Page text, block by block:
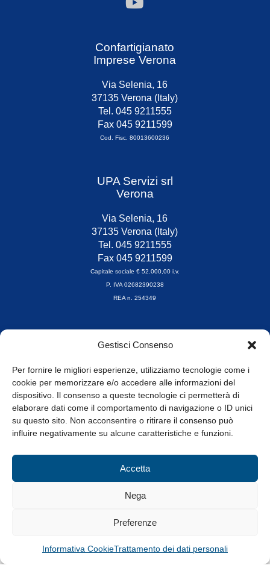
Gestisci Consenso
Per fornire le migliori esperienze, utilizziamo tecnologie come i
cookie per memorizzare e/o accedere alle informazioni del
dispositivo. Il consenso a queste tecnologie ci permetterà di
elaborare dati come il comportamento di navigazione o ID unici
su questo sito. Non acconsentire o ritirare il consenso può
influire negativamente su alcune caratteristiche e funzioni.
Accetta
Nega
Preferenze
Informativa CookieTrattamento dei dati personali
Confartigianato
Imprese Verona
Via Selenia, 16
37135 Verona (Italy)
Tel. 045 9211555
Fax 045 9211599
Cod. Fisc. 80013600236
UPA Servizi srl
Verona
Via Selenia, 16
37135 Verona (Italy)
Tel. 045 9211555
Fax 045 9211599
Capitale sociale € 52.000,00 i.v.
P. IVA 02682390238
REA n. 254349
Orari di apertura
8.30-13.00 / 14.00-17.30
Whistleblowing
© Tutti i diritti riservati
Privacy Policy e Cookie|Informativa Cookie